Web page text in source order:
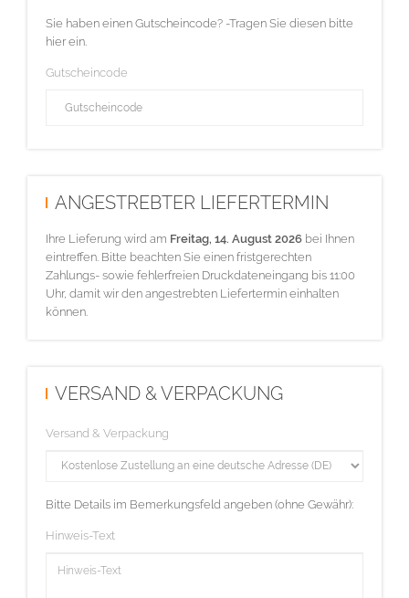
Sie haben einen Gutscheincode? -Tragen Sie diesen bitte
hier ein.
Gutscheincode
ANGESTREBTER LIEFERTERMIN
Ihre Lieferung wird am Freitag, 14. August 2026 bei Ihnen
eintreffen. Bitte beachten Sie einen fristgerechten
Zahlungs- sowie fehlerfreien Druckdateneingang bis 11:00
Uhr, damit wir den angestrebten Liefertermin einhalten
können.
VERSAND & VERPACKUNG
Versand & Verpackung
Bitte Details im Bemerkungsfeld angeben (ohne Gewähr):
Hinweis-Text